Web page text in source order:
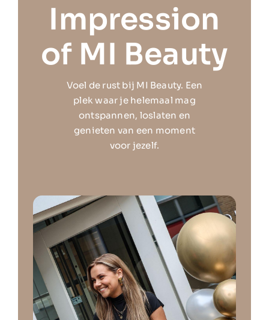
Impression
of MI Beauty
Voel de rust bij MI Beauty. Een
plek waar je helemaal mag
ontspannen, loslaten en
genieten van een moment
voor jezelf.